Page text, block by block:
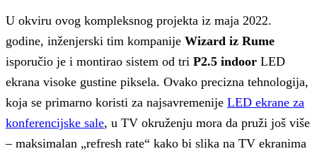
U okviru ovog kompleksnog projekta iz maja 2022.
godine, inženjerski tim kompanije Wizard iz Rume
isporučio je i montirao sistem od tri P2.5 indoor LED
ekrana visoke gustine piksela. Ovako precizna tehnologija,
koja se primarno koristi za najsavremenije LED ekrane za
konferencijske sale, u TV okruženju mora da pruži još više
– maksimalan „refresh rate“ kako bi slika na TV ekranima